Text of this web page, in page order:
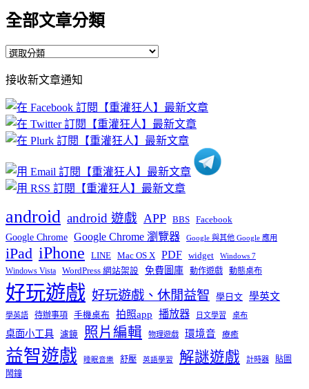
全部文章分類
全
文
章
分
類
接收新文章通知
android android 遊戲 APP BBS Facebook
Google Chrome Google Chrome 瀏覽器 Google 與其他 Google 應用
iPad iPhone LINE Mac OS X PDF widget Windows 7
Windows Vista WordPress 網站架設 免費圖庫 動作遊戲 動態桌布
好玩遊戲 好玩遊戲、休閒益智 學日文 學英文
學英語 待辦事項 手機桌布 拍照app 播放器 日文學習 桌布
桌面小工具 濾鏡 照片編輯 物理遊戲 環境音 療癒
益智遊戲 睡眠音樂 舒壓 英語學習 解謎遊戲 計時器
貼圖
鬧鐘